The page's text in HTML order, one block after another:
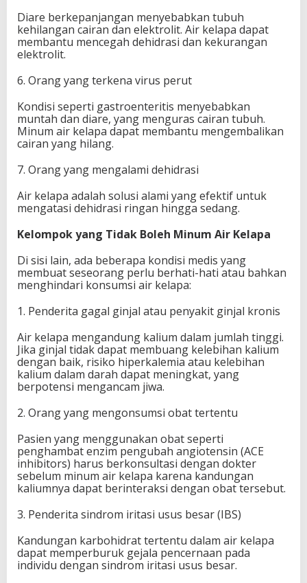
Diare berkepanjangan menyebabkan tubuh
kehilangan cairan dan elektrolit. Air kelapa dapat
membantu mencegah dehidrasi dan kekurangan
elektrolit.
6. Orang yang terkena virus perut
Kondisi seperti gastroenteritis menyebabkan
muntah dan diare, yang menguras cairan tubuh.
Minum air kelapa dapat membantu mengembalikan
cairan yang hilang.
7. Orang yang mengalami dehidrasi
Air kelapa adalah solusi alami yang efektif untuk
mengatasi dehidrasi ringan hingga sedang.
Kelompok yang Tidak Boleh Minum Air Kelapa
Di sisi lain, ada beberapa kondisi medis yang
membuat seseorang perlu berhati-hati atau bahkan
menghindari konsumsi air kelapa:
1. Penderita gagal ginjal atau penyakit ginjal kronis
Air kelapa mengandung kalium dalam jumlah tinggi.
Jika ginjal tidak dapat membuang kelebihan kalium
dengan baik, risiko hiperkalemia atau kelebihan
kalium dalam darah dapat meningkat, yang
berpotensi mengancam jiwa.
2. Orang yang mengonsumsi obat tertentu
Pasien yang menggunakan obat seperti
penghambat enzim pengubah angiotensin (ACE
inhibitors) harus berkonsultasi dengan dokter
sebelum minum air kelapa karena kandungan
kaliumnya dapat berinteraksi dengan obat tersebut.
3. Penderita sindrom iritasi usus besar (IBS)
Kandungan karbohidrat tertentu dalam air kelapa
dapat memperburuk gejala pencernaan pada
individu dengan sindrom iritasi usus besar.